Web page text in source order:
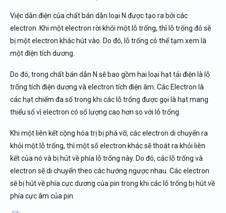
Việc dẫn điện của chất bán dẫn loại N được tạo ra bởi các
electron. Khi một electron rời khỏi một lỗ trống, thì lỗ trống đó sẽ
bị một electron khác hút vào. Do đó, lỗ trống có thể tạm xem là
một điện tích dương.
Do đó, trong chất bán dẫn N sẽ bao gồm hai loại hạt tải điện là lỗ
trống tích điện dương và electron tích điện âm. Các Electron là
các hạt chiếm đa số trong khi các lỗ trống được gọi là hạt mang
thiểu số vì electron có số lượng cao hơn so với lỗ trống.
Khi một liên kết cộng hóa trị bị phá vỡ, các electron di chuyển ra
khỏi một lỗ trống, thì một số electron khác sẽ thoát ra khỏi liên
kết của nó và bị hút về phía lỗ trống này. Do đó, các lỗ trống và
electron sẽ di chuyển theo các hướng ngược nhau. Các electron
sẽ bị hút về phía cực dương của pin trong khi các lỗ trống bị hút về
phía cực âm của pin.